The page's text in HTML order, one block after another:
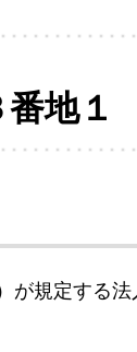
地１
規定する